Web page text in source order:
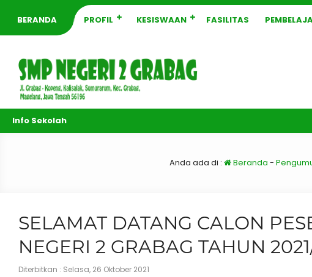
BERANDA PROFIL KESISWAAN FASILITAS
Info Sekolah
Anda ada di : Beranda -
SELAMAT DATANG CALON
NEGERI 2 GRABAG TAHUN
Diterbitkan : Selasa, 26 Oktober 2021